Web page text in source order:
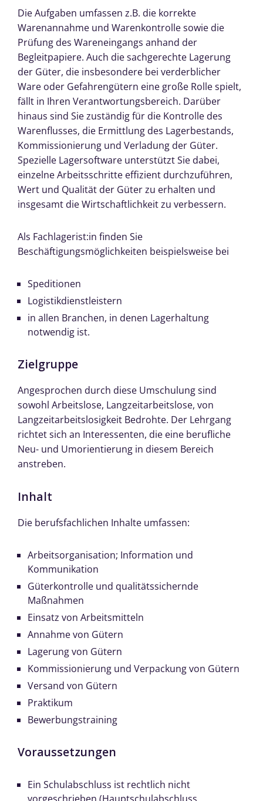
Die Aufgaben umfassen z.B. die korrekte
Warenannahme und Warenkontrolle sowie die
Prüfung des Wareneingangs anhand der
Begleitpapiere. Auch die sachgerechte Lagerung
der Güter, die insbesondere bei verderblicher
Ware oder Gefahrengütern eine große Rolle spielt,
fällt in Ihren Verantwortungsbereich. Darüber
hinaus sind Sie zuständig für die Kontrolle des
Warenflusses, die Ermittlung des Lagerbestands,
Kommissionierung und Verladung der Güter.
Spezielle Lagersoftware unterstützt Sie dabei,
einzelne Arbeitsschritte effizient durchzuführen,
Wert und Qualität der Güter zu erhalten und
insgesamt die Wirtschaftlichkeit zu verbessern.
Als Fachlagerist:in finden Sie
Beschäftigungsmöglichkeiten beispielsweise bei
Speditionen
Logistikdienstleistern
in allen Branchen, in denen Lagerhaltung
notwendig ist.
Zielgruppe
Angesprochen durch diese Umschulung sind
sowohl Arbeitslose, Langzeitarbeitslose, von
Langzeitarbeitslosigkeit Bedrohte. Der Lehrgang
richtet sich an Interessenten, die eine berufliche
Neu- und Umorientierung in diesem Bereich
anstreben.
Inhalt
Die berufsfachlichen Inhalte umfassen:
Arbeitsorganisation; Information und
Kommunikation
Güterkontrolle und qualitätssichernde
Maßnahmen
Einsatz von Arbeitsmitteln
Annahme von Gütern
Lagerung von Gütern
Kommissionierung und Verpackung von Gütern
Versand von Gütern
Praktikum
Bewerbungstraining
Voraussetzungen
Ein Schulabschluss ist rechtlich nicht